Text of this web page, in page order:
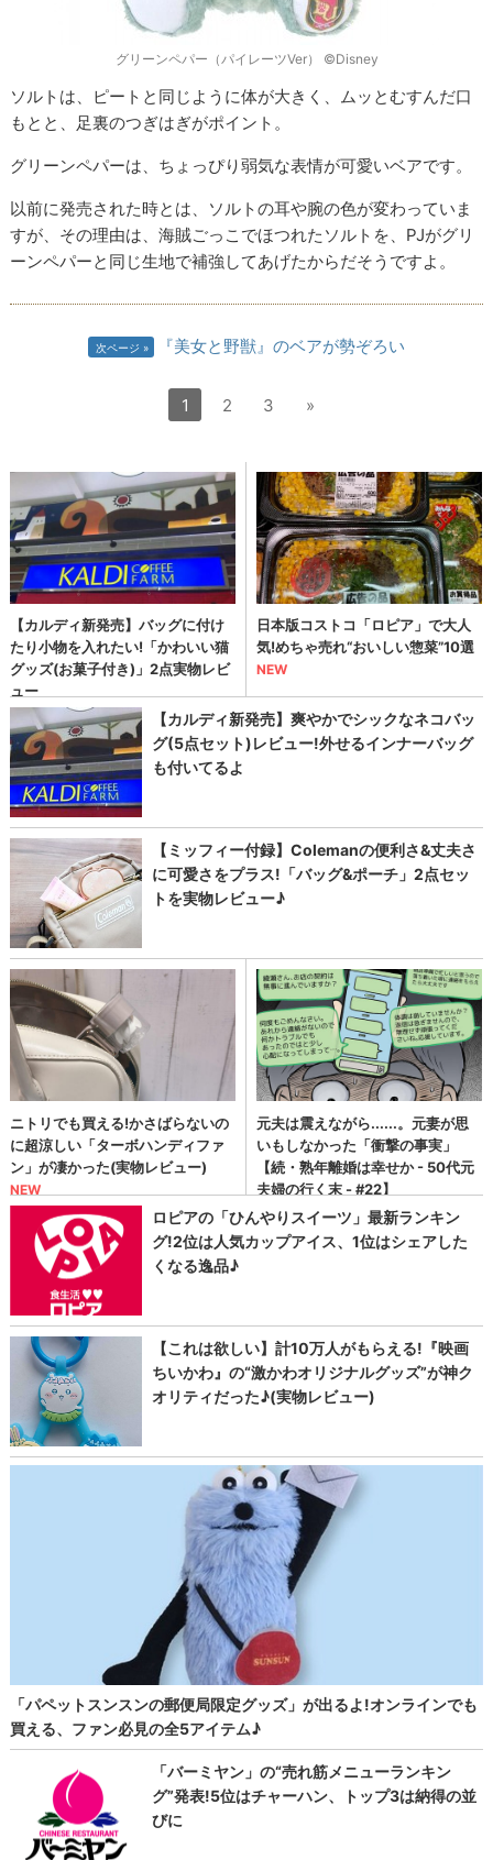
グリーンペパー（パイレーツVer） ©Disney
ソルトは、ピートと同じように体が大きく、ムッとむすんだ口
もとと、足裏のつぎはぎがポイント。
グリーンペパーは、ちょっぴり弱気な表情が可愛いベアです。
以前に発売された時とは、ソルトの耳や腕の色が変わっていま
すが、その理由は、海賊ごっこでほつれたソルトを、PJがグリ
ーンペパーと同じ生地で補強してあげたからだそうですよ。
次ページ 『美女と野獣』のベアが勢ぞろい
1 2 3 »